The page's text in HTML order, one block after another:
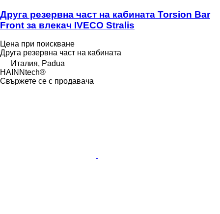
Друга резервна част на кабината Torsion Bar
Front за влекач IVECO Stralis
Цена при поискване
Друга резервна част на кабината
Италия, Padua
HAINNtech®
Свържете се с продавача